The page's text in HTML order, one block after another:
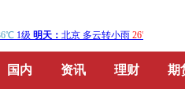
国内 资讯 理财 期